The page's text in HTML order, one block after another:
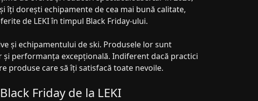
îți dorești echipamente de cea mai bună calitate,
de LEKI în timpul Black Friday-ului.
și echipamentului de ski. Produsele lor sunt
performanța excepțională. Indiferent dacă practici
produse care să îți satisfacă toate nevoile.
Friday de la LEKI